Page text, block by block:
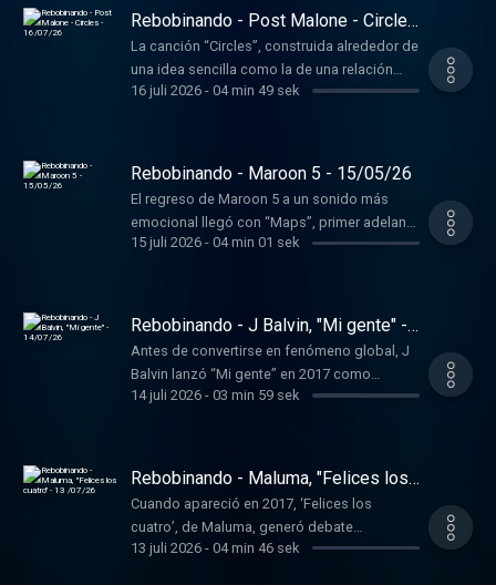
algunos de los mayores éxitos del pop
Rebobinando - Post Malone - Circles
- 16/07/26
La canción “Circles”, construida alrededor de
una idea sencilla como la de una relación
que se repite sin encontrar salida, terminó
16 juli 2026- 04 min 49 sek
Rebobinando - Maroon 5 - 15/05/26
El regreso de Maroon 5 a un sonido más
emocional llegó con “Maps”, primer adelanto
de su quinto álbum de estudio, publicado
15 juli 2026- 04 min 01 sek
Rebobinando - J Balvin, "Mi gente" -
14/07/26
Antes de convertirse en fenómeno global, J
Balvin lanzó “Mi gente” en 2017 como
evolución del éxito de “Voodoo Song” del
14 juli 2026- 03 min 59 sek
Rebobinando - Maluma, "Felices los
cuatro" - 13 /07/26
Cuando apareció en 2017, ‘Felices los
cuatro’, de Maluma, generó debate
inmediato por su letra explícita sobre
13 juli 2026- 04 min 46 sek